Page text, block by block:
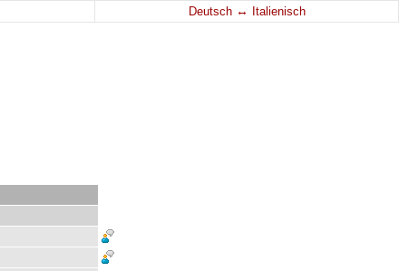
Deutsch ↔ Italienisch